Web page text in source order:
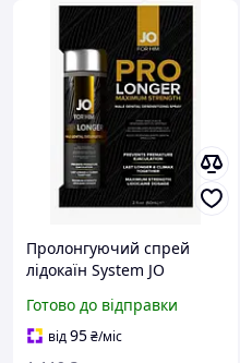
Пролонгуючий спрей
лідокаїн System JO
Lidocaine 60 мл не
містить мінеральних
масел AllInOne
Готово до відправки
від95₴/міс